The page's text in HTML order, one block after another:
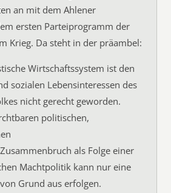
an mit dem Ahlener
ersten Parteiprogramm der
Krieg. Da steht in der präambel:
Wirtschaftssystem ist den
sozialen Lebensinteressen des
nicht gerecht geworden.
politischen,
als Folge einer
Machtpolitik kann nur eine
Grund aus erfolgen.